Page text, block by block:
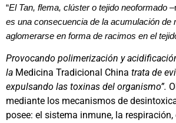
“El Tan, flema, clúster o tejido neoformado
es una consecuencia de la acumulación de
aglomerarse en forma de racimos en el
Provocando polimerización y
la Medicina Tradicional China trata de
expulsando las toxinas del organismo”.
mediante los mecanismos de
posee: el sistema inmune, la